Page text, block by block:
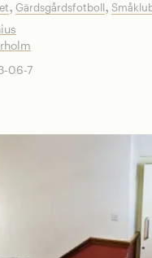
,Gärdsgårdsfotboll,
06-7